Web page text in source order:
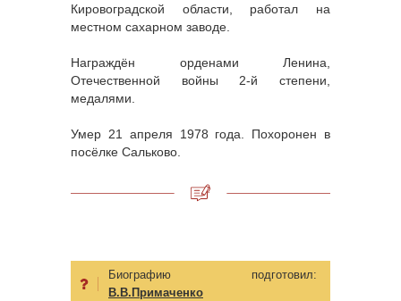
Кировоградской области, работал на
местном сахарном заводе.
Награждён орденами Ленина,
Отечественной войны 2-й степени,
медалями.
Умер 21 апреля 1978 года. Похоронен в
посёлке Сальково.
Биографию подготовил:
В.В.Примаченко